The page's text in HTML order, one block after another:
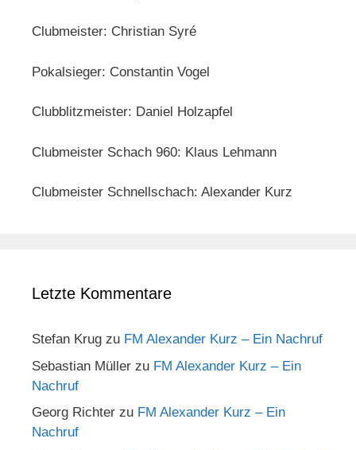
Clubmeister: Christian Syré
Pokalsieger: Constantin Vogel
Clubblitzmeister: Daniel Holzapfel
Clubmeister Schach 960: Klaus Lehmann
Clubmeister Schnellschach: Alexander Kurz
Letzte Kommentare
Stefan Krug zu FM Alexander Kurz – Ein Nachruf
Sebastian Müller zu FM Alexander Kurz – Ein
Nachruf
Georg Richter zu FM Alexander Kurz – Ein
Nachruf